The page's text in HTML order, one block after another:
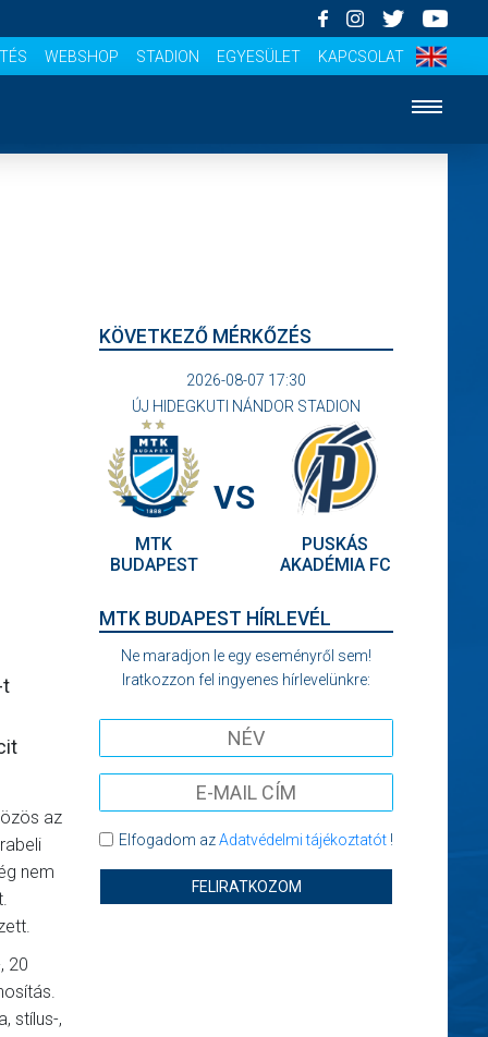
WEBSHOP STADION EGYESÜLET KAPCSOLAT
t
az
nem
20
stílus-,
KÖVETKEZŐ MÉRKŐZÉS
2026-08-07 17:30
ÚJ HIDEGKUTI NÁNDOR STADION
MTK
BUDAPEST
VS
PUSKÁS
AKADÉMIA FC
MTK BUDAPEST HÍRLEVÉL
Ne maradjon le egy eseményről sem!
Iratkozzon fel ingyenes hírlevelünkre:
Elfogadom azAdatvédelmi tájékoztatót!
FELIRATKOZOM